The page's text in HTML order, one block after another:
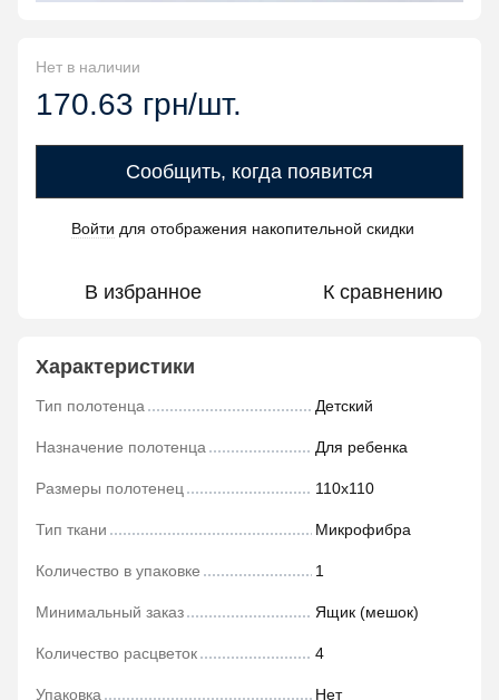
Нет в наличии
170.63 грн/шт.
Сообщить, когда появится
Войти для отображения накопительной скидки
В избранное К сравнению
Характеристики
Тип полотенца Детский
Назначение полотенца Для ребенка
Размеры полотенец 110х110
Тип ткани Микрофибра
Количество в упаковке 1
Минимальный заказ Ящик (мешок)
Количество расцветок 4
Упаковка Нет